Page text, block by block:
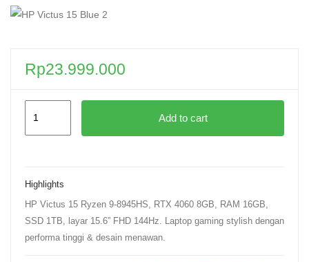
Rp23.999.000
Add to cart
Highlights
HP Victus 15 Ryzen 9-8945HS, RTX 4060 8GB, RAM 16GB,
SSD 1TB, layar 15.6” FHD 144Hz. Laptop gaming stylish dengan
performa tinggi & desain menawan.